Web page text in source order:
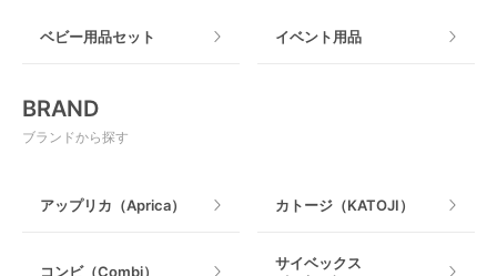
授乳グッズ・ママ用品
ベビー用品セット イベント用品
BRAND
ブランドから探す
アップリカ（Aprica） カトージ（KATOJI）
コンビ（Combi）
サイベックス